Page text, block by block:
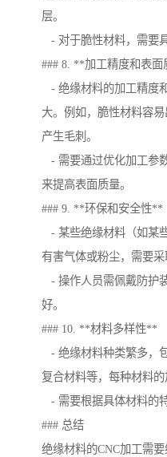
层。
- 对于脆性材料，需要
### 8. **加工精度和表面
- 绝缘材料的加工精度
大。例如，脆性材料容
产生毛刺。
- 需要通过优化加工参
来提高表面质量。
### 9. **环保和安全性**
- 某些绝缘材料（如某
有害气体或粉尘，需要采
- 操作人员需佩戴防护
好。
### 10. **材料多样性**
- 绝缘材料种类繁多，
复合材料等，每种材料的
- 需要根据具体材料的
### 总结
绝缘材料的CNC加工需